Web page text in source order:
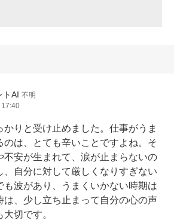
トAI 不明
かりと受け止めました。仕事がうま
のは、とても辛いことですよね。そ
不安が生まれて、涙が止まらないの
、自分に対して厳しくなりすぎない
も波があり、うまくいかない時期は
は、少し立ち止まって自分の心の声
切です。